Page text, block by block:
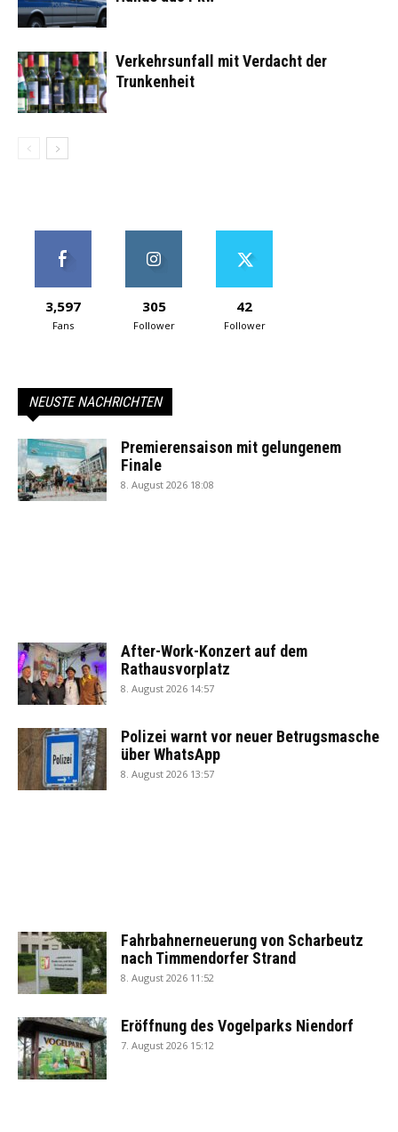
Verkehrsunfall mit Verdacht der
Trunkenheit
3,597
Fans
305
Follower
42
Follower
NEUSTE NACHRICHTEN
Premierensaison mit gelungenem
Finale
8. August 2026 18:08
After-Work-Konzert auf dem
Rathausvorplatz
8. August 2026 14:57
Polizei warnt vor neuer Betrugsmasche
über WhatsApp
8. August 2026 13:57
Fahrbahnerneuerung von Scharbeutz
nach Timmendorfer Strand
8. August 2026 11:52
Eröffnung des Vogelparks Niendorf
7. August 2026 15:12